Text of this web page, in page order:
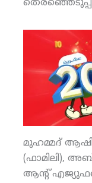
തെരഞ്ഞെടുപ്പ്
മുഹമ്മദ്
(ഫാമിലി),
ആന്റ്